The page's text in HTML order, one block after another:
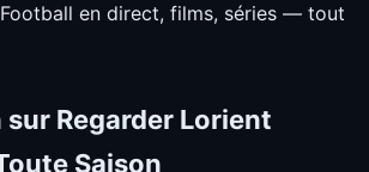
en direct, films, séries — tout
Regarder Lorient
Saison